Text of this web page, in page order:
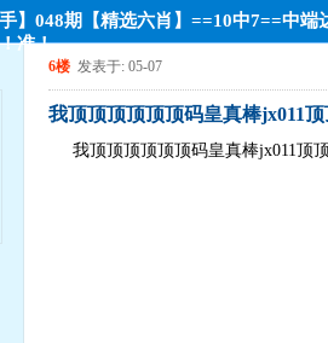
】048期【精选六肖】==10中7==中端
准！
6楼 发表于: 05-07
我顶顶顶顶顶顶码皇真棒jx011
我顶顶顶顶顶顶码皇真棒jx011顶